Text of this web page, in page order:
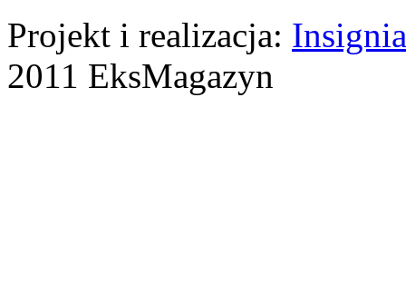
Projekt i realizacja: Insignia
2011 EksMagazyn